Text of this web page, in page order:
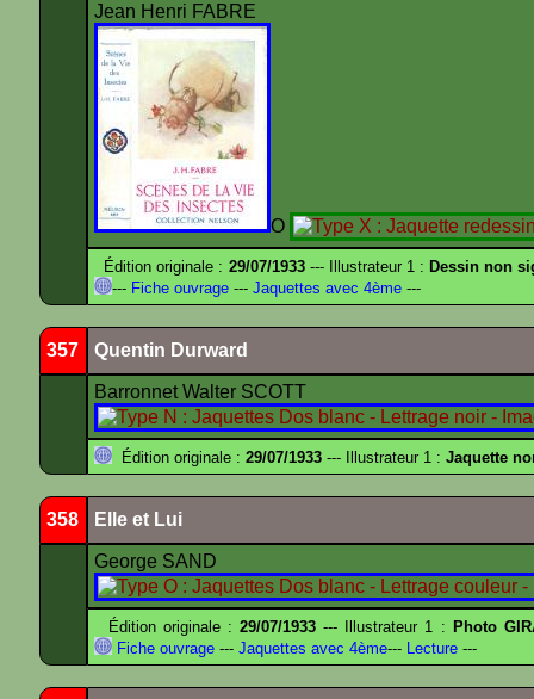
Jean Henri FABRE
O
Édition originale : 29/07/1933--- Illustrateur 1 : Dessin non
--- Fiche ouvrage --- Jaquettes avec 4ème ---
357 Quentin Durward
Barronnet Walter SCOTT
Édition originale : 29/07/1933 --- Illustrateur 1 : Jaquette
358 Elle et Lui
George SAND
Édition originale :29/07/1933 --- Illustrateur 1 : Photo
Fiche ouvrage --- Jaquettes avec 4ème--- Lecture ---